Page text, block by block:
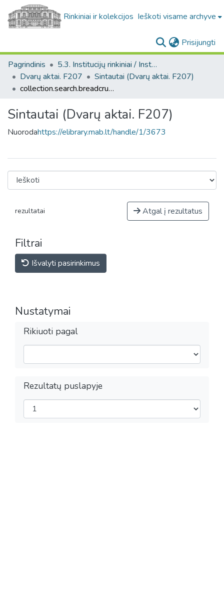
Rinkiniai ir kolekcijos Ieškoti visame archyve
Prisijungti
Pagrindinis
5.3. Institucijų rinkiniai / Institutional collections
Dvarų aktai. F207
Sintautai (Dvarų aktai. F207)
collection.search.breadcrumbs
Sintautai (Dvarų aktai. F207)
Nuorodahttps://elibrary.mab.lt/handle/1/3673
rezultatai Atgal į rezultatus
Filtrai
Išvalyti pasirinkimus
Nustatymai
Rikiuoti pagal
Rezultatų puslapyje